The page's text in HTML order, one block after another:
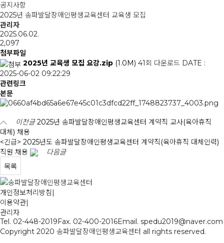
공지사항
2025년 송파발달장애인평생교육센터 교육생 모집
관리자
2025.06.02.
2,097
첨부파일
2025년 교육생 모집 요강.zip (1.0M) 41회 다운로드 DATE :
2025-06-02 09:22:29
관련링크
본문
이전글 2025년 송파발달장애인평생교육센터 계약직 교사(육아휴직
대체) 채용
<긴급> 2025년도 송파발달장애인평생교육센터 계약직(육아휴직 대체인력)
직원 채용
다음글
목록
개인정보처리방침 |
이용약관|
관리자
Tel. 02-448-2019Fax. 02-400-2016Email. spedu2019@naver.com
Copyright 2020 송파발달장애인평생교육센터 all rights reserved.